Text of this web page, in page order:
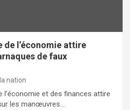
de l’économie attire
de faux
nation
l’économie et des finances attire
les manœuvres…